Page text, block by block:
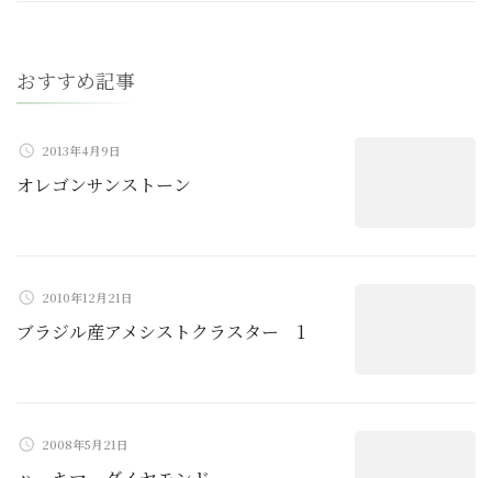
シ
ョ
ン
おすすめ記事
2013年4月9日
オレゴンサンストーン
2010年12月21日
ブラジル産アメシストクラスター 1
2008年5月21日